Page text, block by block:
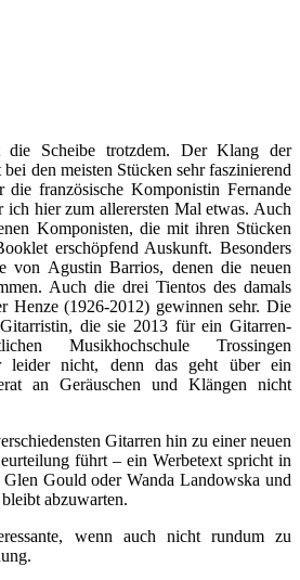
die Scheibe trotzdem. Der Klang der
den meisten Stücken sehr faszinierend
die französische Komponistin Fernande
ich hier zum allerersten Mal etwas. Auch
Komponisten, die mit ihren Stücken
erschöpfend Auskunft. Besonders
von Agustin Barrios, denen die neuen
Auch die drei Tientos des damals
Henze (1926-2012) gewinnen sehr. Die
die sie 2013 für ein Gitarren-
Musikhochschule Trossingen
leider nicht, denn das geht über ein
an Geräuschen und Klängen nicht
Gitarren hin zu einer neuen
führt – ein Werbetext spricht in
Gould oder Wanda Landowska und
abzuwarten.
wenn auch nicht rundum zu